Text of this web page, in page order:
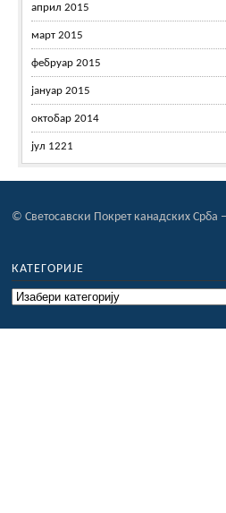
април 2015
март 2015
фебруар 2015
јануар 2015
октобар 2014
јул 1221
© Светосавски Покрет канадских Срба
КАТЕГОРИЈЕ
Категорије